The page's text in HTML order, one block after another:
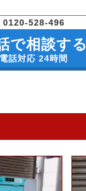
0120-528-496
で相談する
電話対応 24時間